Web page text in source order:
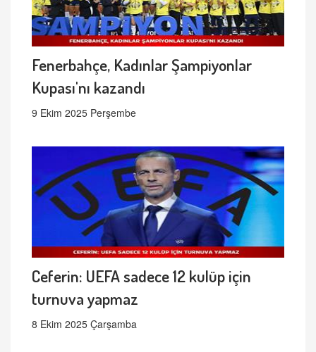
Fenerbahçe, Kadınlar Şampiyonlar
Kupası'nı kazandı
9 Ekim 2025 Perşembe
Ceferin: UEFA sadece 12 kulüp için
turnuva yapmaz
8 Ekim 2025 Çarşamba